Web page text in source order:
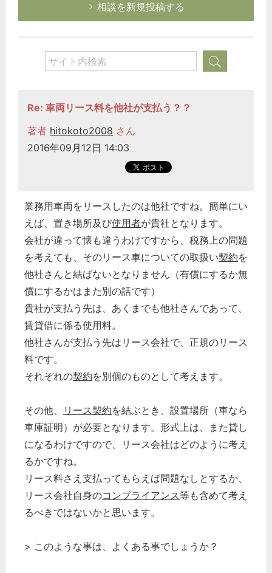
相談を新規投稿する
Re: 車両リース料を他社が支払う？？
著者 hitokoto2008 さん
2016年09月12日 14:03
業務用車両をリースしたのは他社ですね。簡単にい
えば、置き場所及び使用者が貴社となります。
会社が違って懐も違うわけですから、税務上の問題
を考えても、そのリース車についての取扱い契約を
他社さんと結ばないとなりません（有償にするか無
償にするかはまた別の話です）
貴社が支払う先は、あくまでも他社さんであって、
賃貸借に係る使用料。
他社さんが支払う先はリース会社で、正規のリース
料です。
それぞれの契約を別個のものとして考えます。
その他、 リース契約を結ぶとき、設置場所（車なら
車庫証明）が必要となります。形式上は、また貸し
になるわけですので、リース会社はどのように考え
るかですね。
リース料さえ支払ってもらえば問題なしとするか、
リース会社自身のコンプライアンス等も含めて考え
るべきではないかと思います。
> このような事は、よくある事でしょうか？